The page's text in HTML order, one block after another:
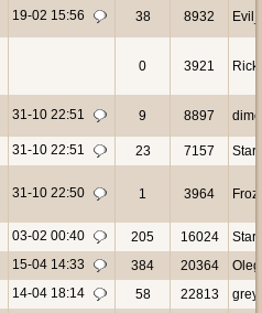
19-02 15:56 38 8932
0 3921
31-10 22:51 9 8897
31-10 22:51 23 7157
31-10 22:50 1 3964
03-02 00:40 205 16024
15-04 14:33 384 20364
14-04 18:14 58 22813